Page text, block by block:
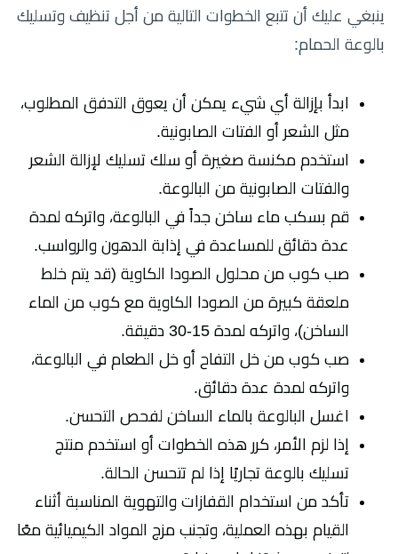
ينبغي عليك أن تتبع الخطوات التالية من أجل تنظيف وتسليك
بالوعة الحمام:
ابدأ بإزالة أي شيء يمكن أن يعوق التدفق المطلوب،
مثل الشعر أو الفتات الصابونية.
استخدم مكنسة صغيرة أو سلك تسليك لإزالة الشعر
والفتات الصابونية من البالوعة.
قم بسكب ماء ساخن جداً في البالوعة، واتركه لمدة
عدة دقائق للمساعدة في إذابة الدهون والرواسب.
صب كوب من محلول الصودا الكاوية (قد يتم خلط
ملعقة كبيرة من الصودا الكاوية مع كوب من الماء
الساخن)، واتركه لمدة 15-30 دقيقة.
صب كوب من خل التفاح أو خل الطعام في البالوعة،
واتركه لمدة عدة دقائق.
اغسل البالوعة بالماء الساخن لفحص التحسن.
إذا لزم الأمر، كرر هذه الخطوات أو استخدم منتج
تسليك بالوعة تجاريًا إذا لم تتحسن الحالة.
تأكد من استخدام القفازات والتهوية المناسبة أثناء
القيام بهذه العملية، وتجنب مزج المواد الكيميائية معًا